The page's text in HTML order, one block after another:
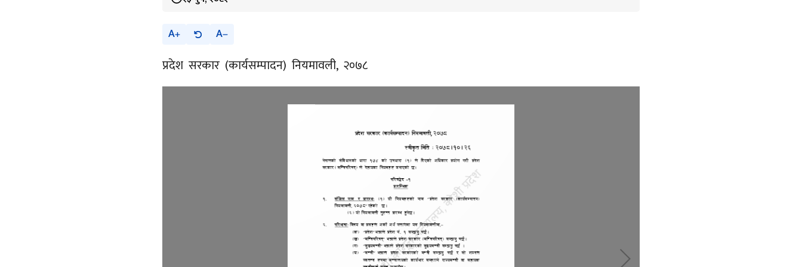
A A
प्रदेश सरकार (कार्यसम्पादन) नियमावली, २०७८